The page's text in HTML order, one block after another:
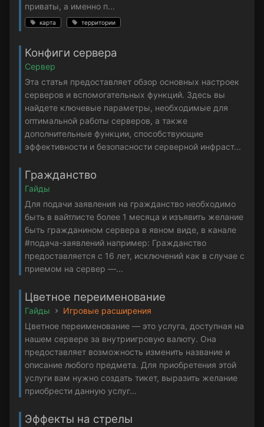
приваты, а именно п...
карта территории
Конфиги сервера
Сервер
Эта статья предоставляет обзор основных настроек
серверов и вспомогательных функций. Здесь вы
найдете ключевые параметры, необходимые для
оптимальной работы серверов, а также
дополнительные функции, способствующие
эффективности и безопасности серверной инфраст...
Гражданство
Гайды
Для подачи заявления на гражданство необходимо
быть в вайтлисте более 1 месяца и изъявить желание
быть гражданином сервера в явном виде, в канале
#подача-заявлений например: Гражданство
предоставляется с 16 лет, исключений как в случае с
приемом на сервер —...
Цветное переименование
Гайды
Игровые расширения
Цветное переименование — это услуга, доступная на
нашем сервере за внутриигровую валюту. Она
предоставляет возможность изменить название и
описание любого предмета. Для приобретения этой
услуги вам нужно создать тикет, выразить желание
приобрести данную услуг...
Эффекты на стрелы